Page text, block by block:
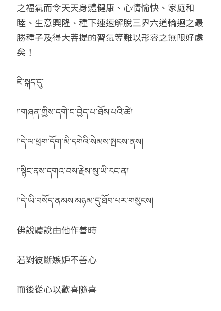
之福氣而令天天身體健康、心情愉快、家庭和
睦、生意興隆、種下速速解脫三界六道輪迴之最
勝種子及得大菩提的習氣等難以形容之無限好處
矣！
ཇི་སྐད་དུ་
།་གཞན་གྱིས་དགེ་བ་བྱེད་པ་ཐོས་པའི་ཚེ།
།་དེ་ལ་ཕྲག་དོག་མི་དགེའི་སེམས་སྤངས་ནས།
།་སྙིང་ནས་དགའ་བས་རྗེས་སུ་ཡི་རང་ན།
།་དེ་ཡི་བསོད་ནམས་མཉམ་དུ་ཐོབ་པར་གསུངས།
佛說聽說由他作善時
若對彼斷嫉妒不善心
而後從心以歡喜隨喜